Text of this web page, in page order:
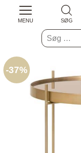
Søg
efter:
MENU SØG
-37%